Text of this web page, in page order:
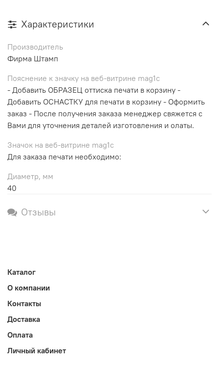
Характеристики
Производитель
Фирма Штамп
Пояснение к значку на веб-витрине mag1c
- Добавить ОБРАЗЕЦ оттиска печати в корзину -
Добавить ОСНАСТКУ для печати в корзину - Оформить
заказ - После получения заказа менеджер свяжется с
Вами для уточнения деталей изготовления и олаты.
Значок на веб-витрине mag1c
Для заказа печати необходимо:
Диаметр, мм
40
Отзывы
Каталог
О компании
Контакты
Доставка
Оплата
Личный кабинет